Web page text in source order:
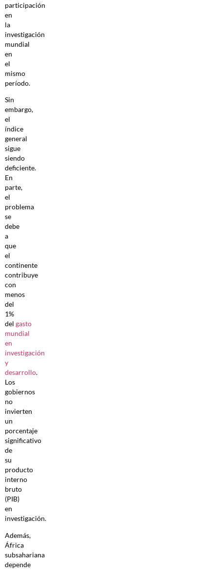
participación
en
la
investigación
mundial
en
el
mismo
período.
Sin
embargo,
el
índice
general
sigue
siendo
deficiente.
En
parte,
el
problema
se
debe
a
que
el
continente
contribuye
con
menos
del
1%
del gasto
mundial
en
investigación
y
desarrollo.
Los
gobiernos
no
invierten
un
porcentaje
significativo
de
su
producto
interno
bruto
(PIB)
en
investigación.
Además,
África
subsahariana
depende